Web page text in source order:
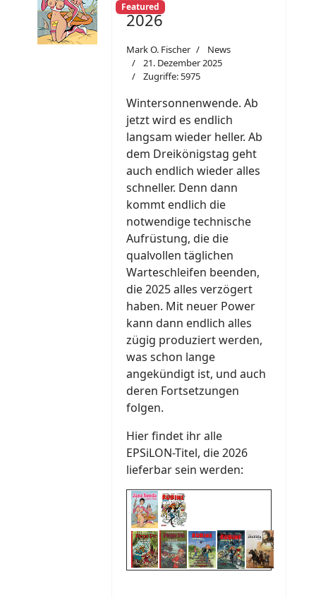
Featured
2026
Mark O. Fischer
News
21. Dezember 2025
Zugriffe: 5975
Wintersonnenwende. Ab
jetzt wird es endlich
langsam wieder heller. Ab
dem Dreikönigstag geht
auch endlich wieder alles
schneller. Denn dann
kommt endlich die
notwendige technische
Aufrüstung, die die
qualvollen täglichen
Warteschleifen beenden,
die 2025 alles verzögert
haben. Mit neuer Power
kann dann endlich alles
zügig produziert werden,
was schon lange
angekündigt ist, und auch
deren Fortsetzungen
folgen.
Hier findet ihr alle
EPSiLON-Titel, die 2026
lieferbar sein werden: